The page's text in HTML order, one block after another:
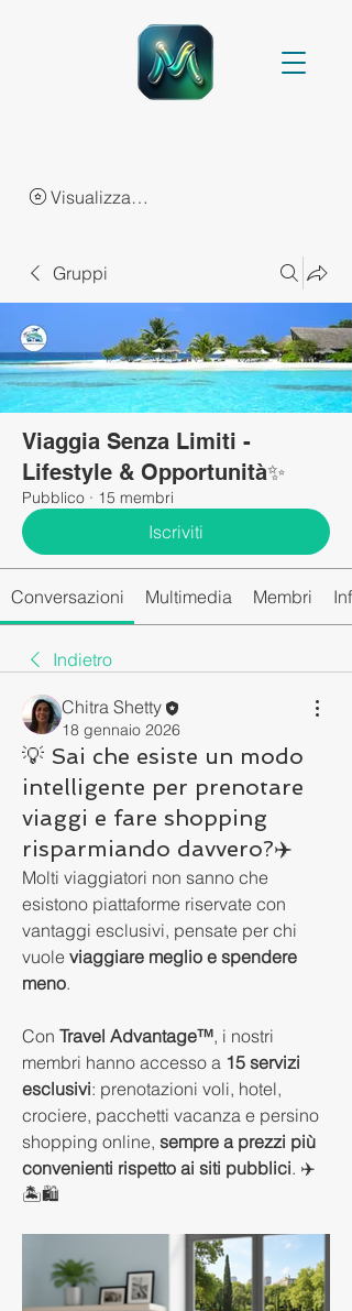
Visualizza punti
Gruppi
Viaggia Senza Limiti -
Lifestyle & Opportunità✨
Pubblico · 15 membri
Iscriviti
Conversazioni Multimedia Membri Info
Indietro
Chitra Shetty
18 gennaio 2026
💡 Sai che esiste un modo
intelligente per prenotare
viaggi e fare shopping
risparmiando davvero?✈️
Molti viaggiatori non sanno che
esistono piattaforme riservate con
vantaggi esclusivi, pensate per chi
vuole viaggiare meglio e spendere
meno.
Con Travel Advantage™, i nostri
membri hanno accesso a 15 servizi
esclusivi: prenotazioni voli, hotel,
crociere, pacchetti vacanza e persino
shopping online, sempre a prezzi più
convenienti rispetto ai siti pubblici. ✈️
🏝️🛍️